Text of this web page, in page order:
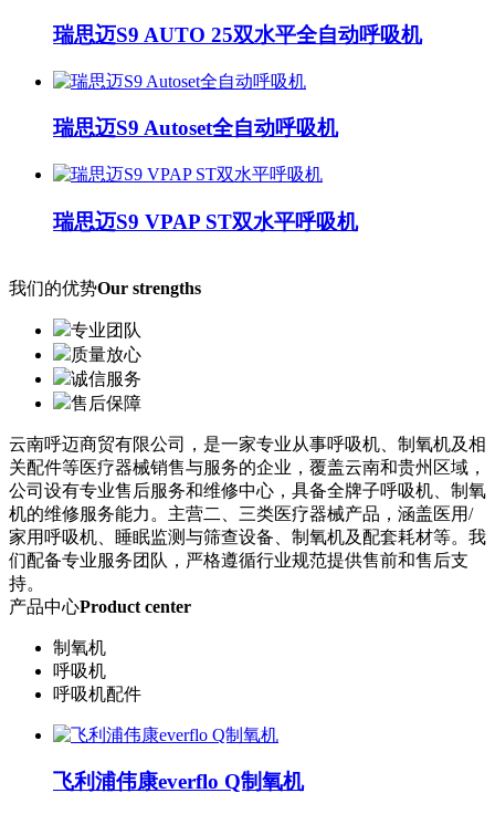
瑞思迈S9 AUTO 25双水平全自动呼吸机
瑞思迈S9 Autoset全自动呼吸机
瑞思迈S9 VPAP ST双水平呼吸机
我们的优势Our strengths
专业团队
质量放心
诚信服务
售后保障
云南呼迈商贸有限公司，是一家专业从事呼吸机、制氧机及相
关配件等医疗器械销售与服务的企业，覆盖云南和贵州区域，
公司设有专业售后服务和维修中心，具备全牌子呼吸机、制氧
机的维修服务能力。主营二、三类医疗器械产品，涵盖医用/
家用呼吸机、睡眠监测与筛查设备、制氧机及配套耗材等。我
们配备专业服务团队，严格遵循行业规范提供售前和售后支
持。
产品中心Product center
制氧机
呼吸机
呼吸机配件
飞利浦伟康everflo Q制氧机